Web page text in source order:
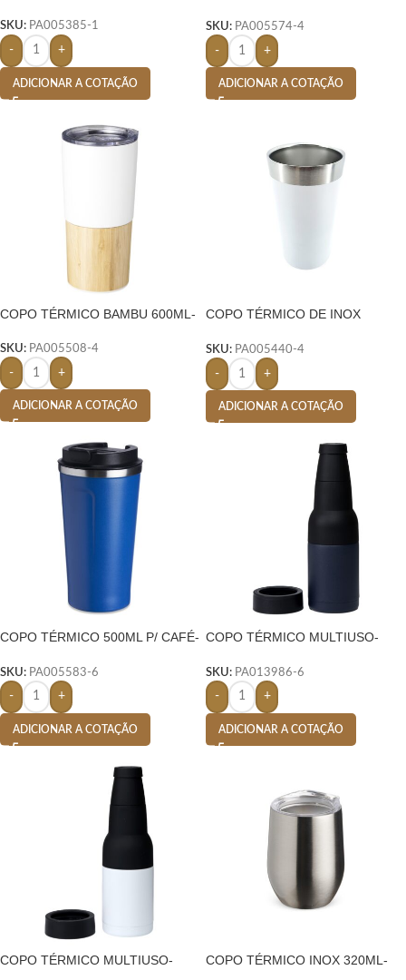
SKU: PA005385-1
- +
ADICIONAR A COTAÇÃO
SKU: PA005574-4
- +
ADICIONAR A COTAÇÃO
COPO TÉRMICO BAMBU 600ML-
SKU: PA005508-4
- +
ADICIONAR A COTAÇÃO
COPO TÉRMICO DE INOX
SKU: PA005440-4
- +
ADICIONAR A COTAÇÃO
COPO TÉRMICO 500ML P/ CAFÉ-
SKU: PA005583-6
- +
ADICIONAR A COTAÇÃO
COPO TÉRMICO MULTIUSO-
SKU: PA013986-6
- +
ADICIONAR A COTAÇÃO
COPO TÉRMICO MULTIUSO-
COPO TÉRMICO INOX 320ML-